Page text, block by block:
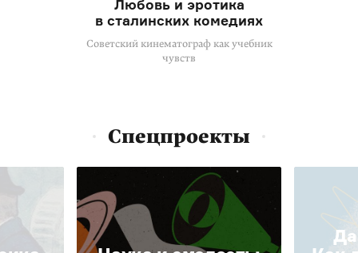
Любовь и эротика
в сталинских комедиях
Советский кинематограф как учебник
чувств
Спецпроекты
Да